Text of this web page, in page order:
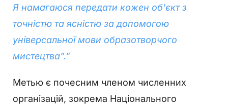
Я намагаюся передати кожен об'єкт з
точністю та ясністю за допомогою
універсальної мови образотворчого
мистецтва”.”
Метью є почесним членом численних
організацій, зокрема Національного